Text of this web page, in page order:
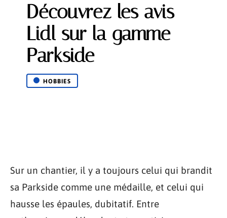
Découvrez les avis
Lidl sur la gamme
Parkside
HOBBIES
Sur un chantier, il y a toujours celui qui brandit
sa Parkside comme une médaille, et celui qui
hausse les épaules, dubitatif. Entre